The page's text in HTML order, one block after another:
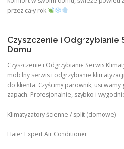
przez cały rok
Czyszczenie i Odgrzybianie
Domu
Czyszczenie i Odgrzybianie Serwis
mobilny serwis i odgrzybianie
do klienta. Czyścimy parownik,
zapach. Profesjonalnie, szybko i
Klimatyzatory ścienne / split (domowe)
Haier Expert Air Conditioner